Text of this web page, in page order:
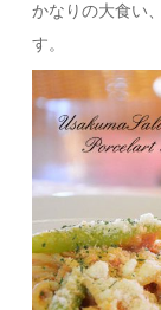
かなりの大食い
す。